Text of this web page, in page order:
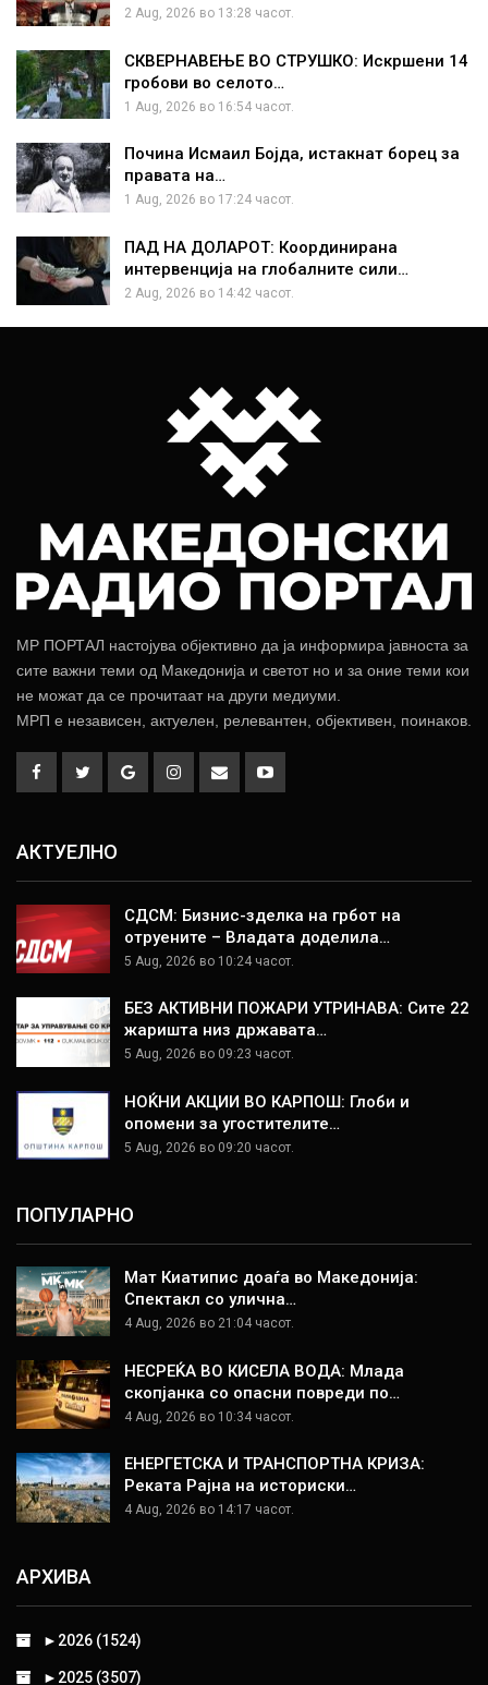
2 Aug, 2026 во 13:28 часот.
СКВЕРНАВЕЊЕ ВО СТРУШКО: Искршени 14
гробови во селото…
1 Aug, 2026 во 16:54 часот.
Почина Исмаил Бојда, истакнат борец за
правата на…
1 Aug, 2026 во 17:24 часот.
ПАД НА ДОЛАРОТ: Координирана
интервенција на глобалните сили…
2 Aug, 2026 во 14:42 часот.
МР ПОРТАЛ настојува објективно да ја информира јавноста за
сите важни теми од Македонија и светот но и за оние теми кои
не можат да се прочитаат на други медиуми.
МРП е независен, актуелен, релевантен, објективен, поинаков.
АКТУЕЛНО
СДСМ: Бизнис-зделка на грбот на
отруените – Владата доделила…
5 Aug, 2026 во 10:24 часот.
БЕЗ АКТИВНИ ПОЖАРИ УТРИНАВА: Сите 22
жаришта низ државата…
5 Aug, 2026 во 09:23 часот.
НОЌНИ АКЦИИ ВО КАРПОШ: Глоби и
опомени за угостителите…
5 Aug, 2026 во 09:20 часот.
ПОПУЛАРНО
Мат Киатипис доаѓа во Македонија:
Спектакл со улична…
4 Aug, 2026 во 21:04 часот.
НЕСРЕЌА ВО КИСЕЛА ВОДА: Млада
скопјанка со опасни повреди по…
4 Aug, 2026 во 10:34 часот.
ЕНЕРГЕТСКА И ТРАНСПОРТНА КРИЗА:
Реката Рајна на историски…
4 Aug, 2026 во 14:17 часот.
АРХИВА
► 2026 (1524)
► 2025 (3507)